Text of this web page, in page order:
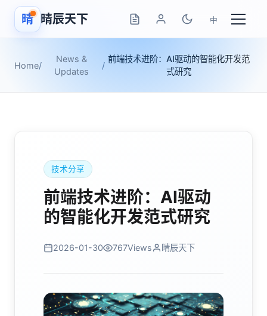
晴 晴辰天下 中
Home/
News &
Updates
/
前端技术进阶：AI驱动的智能化开发范
式研究
技术分享
前端技术进阶：AI驱动
的智能化开发范式研究
2026-01-30 767Views 晴辰天下